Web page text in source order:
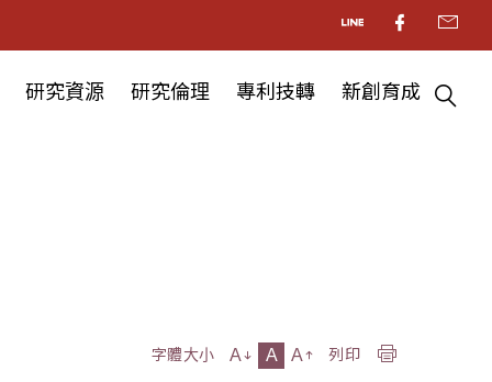
研究資源 研究倫理 專利技轉 新創育成
字體大小 A A A 列印